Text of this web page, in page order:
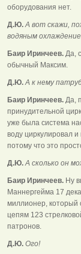
оборудования нет.
Д.Ю.А вот скажи,
водяным
Баир Иринчеев. Да,
обычный Максим.
Д.Ю.А к нему
Баир Иринчеев. Да,
принудительной
уже была система
воду циркулировал
потому что это
Д.Ю.А сколько он
Баир Иринчеев. Ну
Маннергейма 17
миллионер, который
цепям 123
патронов.
Д.Ю. Ого!